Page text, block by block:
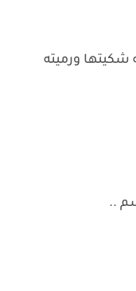
ورميته
..